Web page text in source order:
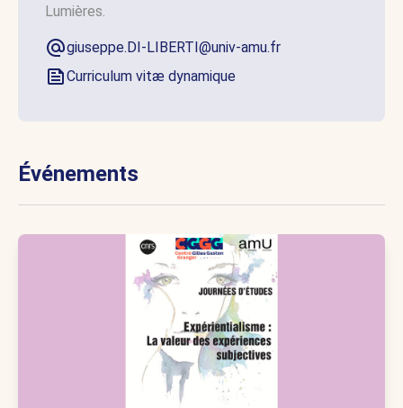
Lumières.
giuseppe.DI-LIBERTI@univ-amu.fr
Curriculum vitæ dynamique
Événements